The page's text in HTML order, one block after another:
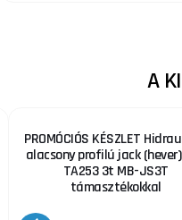
A
PROMÓCIÓS KÉSZLET
alacsony profilú jack
TA253 3t MB-JS3T
támasztékokkal